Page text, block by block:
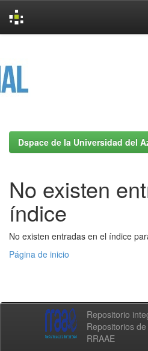
Dspace de la Universidad del
No existen
índice
No existen entradas en el índice
Página de inicio
Repositorio
Repositorios
RRAAE